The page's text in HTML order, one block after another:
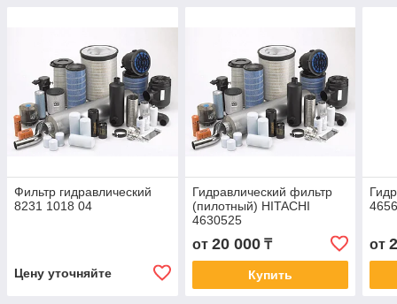
Фильтр гидравлический
8231 1018 04
Цену уточняйте
Гидравлический фильтр
(пилотный) HITACHI
4630525
от 20 000₸
Купить
от